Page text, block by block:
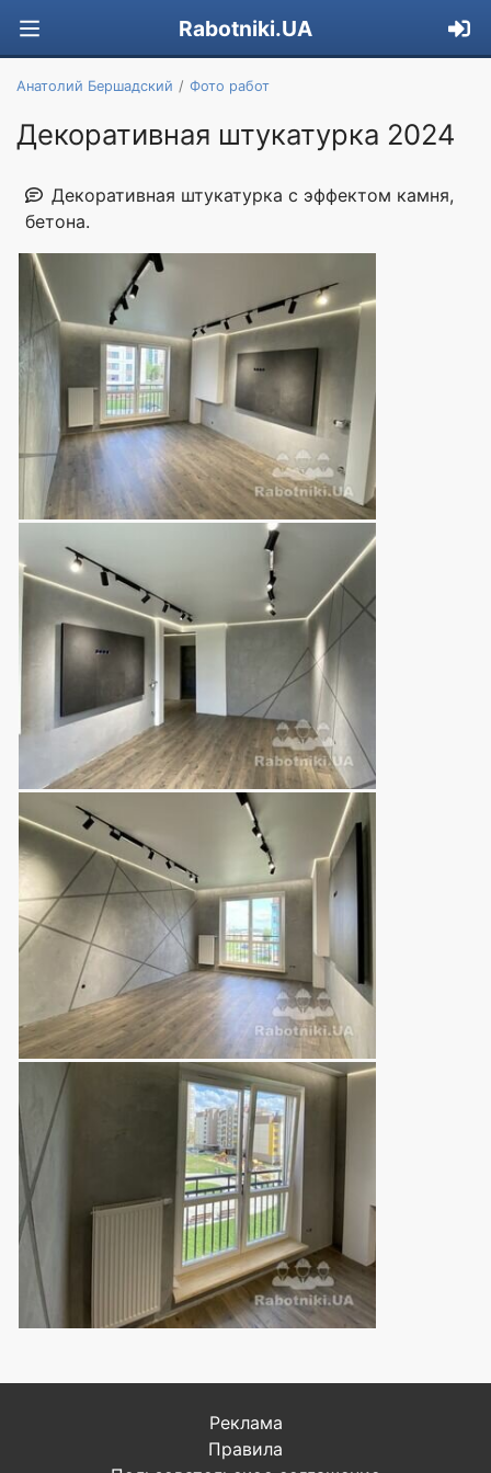
Rabotniki.UA
Анатолий Бершадский Фото работ
Декоративная штукатурка 2024
Декоративная штукатурка с эффектом камня,
бетона.
Реклама
Правила